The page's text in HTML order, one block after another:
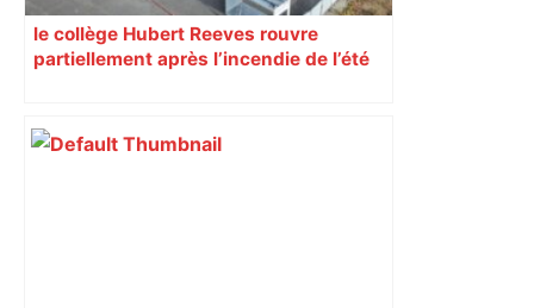
le collège Hubert Reeves rouvre
partiellement après l’incendie de l’été